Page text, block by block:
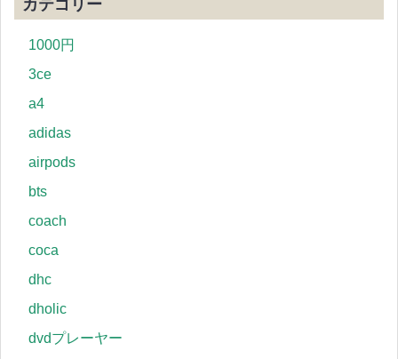
カテゴリー
1000円
3ce
a4
adidas
airpods
bts
coach
coca
dhc
dholic
dvdプレーヤー